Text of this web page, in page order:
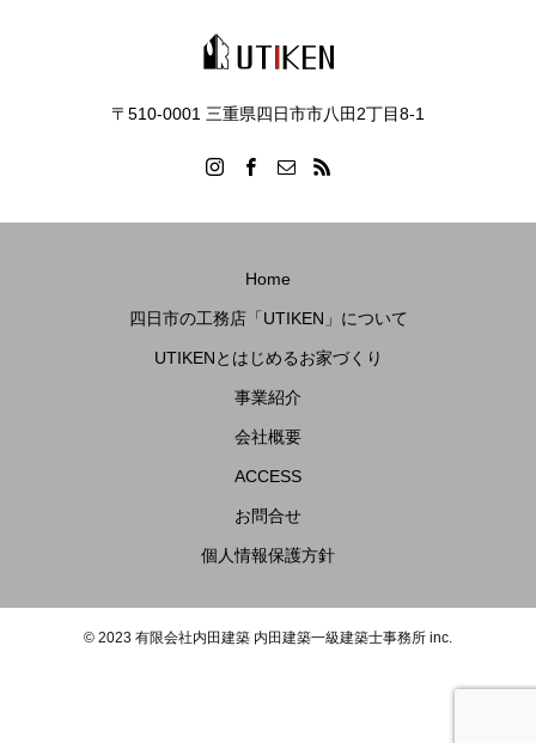
〒510-0001 三重県四日市市八田2丁目8‐1
Home
四日市の工務店「UTIKEN」について
UTIKENとはじめるお家づくり
事業紹介
会社概要
ACCESS
お問合せ
個人情報保護方針
© 2023 有限会社内田建築 内田建築一級建築士事務所 inc.